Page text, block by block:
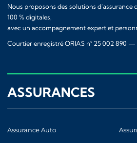
Nous proposons des solutions d’assurance
100 % digitales,
avec un accompagnement expert et
Courtier enregistré ORIAS n° 25 002 890 —
ASSURANCES
Assurance Auto